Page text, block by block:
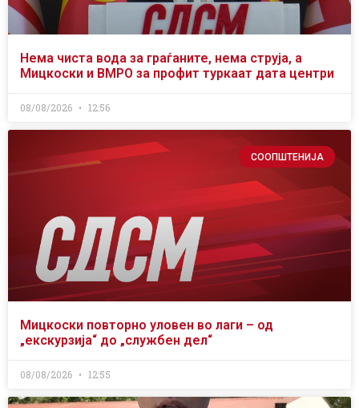
Нема чиста вода за граѓаните, нема струја, а
Мицкоски и ВМРО за профит туркаат дата центри
08/08/2026 12:56
СООПШТЕНИЈА
Мицкоски повторно уловен во лаги – од
„екскурзија“ до „службен дел“
08/08/2026 12:55